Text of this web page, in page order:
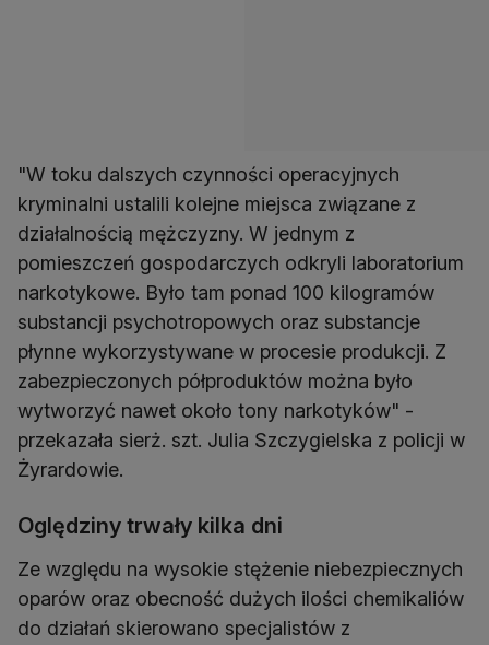
"W toku dalszych czynności operacyjnych
kryminalni ustalili kolejne miejsca związane z
działalnością mężczyzny. W jednym z
pomieszczeń gospodarczych odkryli laboratorium
narkotykowe. Było tam ponad 100 kilogramów
substancji psychotropowych oraz substancje
płynne wykorzystywane w procesie produkcji. Z
zabezpieczonych półproduktów można było
wytworzyć nawet około tony narkotyków" -
przekazała sierż. szt. Julia Szczygielska z policji w
Żyrardowie.
Oględziny trwały kilka dni
Ze względu na wysokie stężenie niebezpiecznych
oparów oraz obecność dużych ilości chemikaliów
do działań skierowano specjalistów z